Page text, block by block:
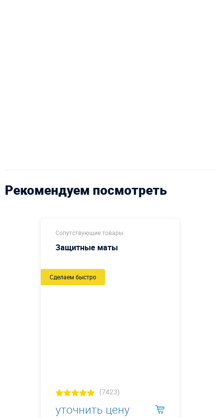
Рекомендуем посмотреть
Сопутствующие товары
Защитные маты
Сделаем быстро
(7423)
уточнить цену